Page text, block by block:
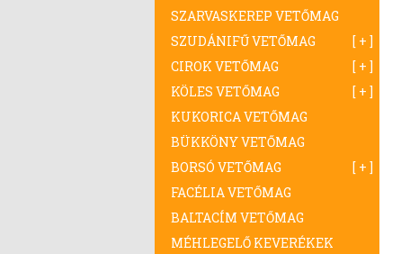
SZARVASKEREP VETŐMAG
SZUDÁNIFŰ VETŐMAG
CIROK VETŐMAG
KÖLES VETŐMAG
KUKORICA VETŐMAG
BÜKKÖNY VETŐMAG
BORSÓ VETŐMAG
FACÉLIA VETŐMAG
BALTACÍM VETŐMAG
MÉHLEGELŐ KEVERÉKEK